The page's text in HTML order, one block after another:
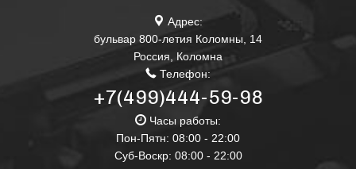
Адрес:
бульвар 800-летия Коломны, 14
Россия, Коломна
Телефон:
+7(499)444-59-98
Часы работы:
Пон-Пятн: 08:00 - 22:00
Суб-Воскр: 08:00 - 22:00